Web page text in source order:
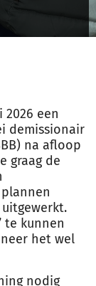
een
demissionair
na afloop
graag de
werkt.
te kunnen
het wel
nodig